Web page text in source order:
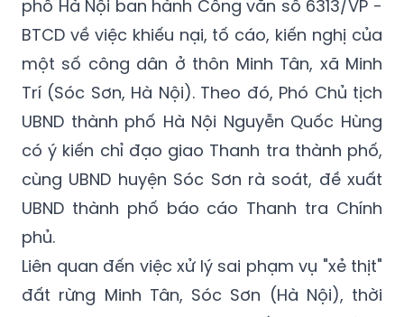
một số công dân ở thôn Minh Tân, xã Minh
Trí (Sóc Sơn, Hà Nội). Theo đó, Phó Chủ tịch
UBND thành phố Hà Nội Nguyễn Quốc Hùng
có ý kiến chỉ đạo giao Thanh tra thành phố,
cùng UBND huyện Sóc Sơn rà soát, đề xuất
UBND thành phố báo cáo Thanh tra Chính
phủ.
Liên quan đến việc xử lý sai phạm vụ "xẻ thịt"
đất rừng Minh Tân, Sóc Sơn (Hà Nội), thời
gian qua, lãnh đạo thành phố Hà Nội, cùng
các sở, ngành liên quan và UBND huyện Sóc